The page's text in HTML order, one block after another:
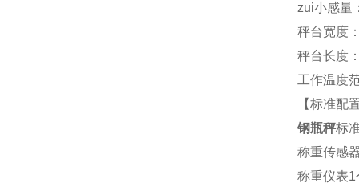
zui小感量
秤台宽度
秤台长度
工作温度
【标准配
钢瓶秤标
称重传感
称重仪表1